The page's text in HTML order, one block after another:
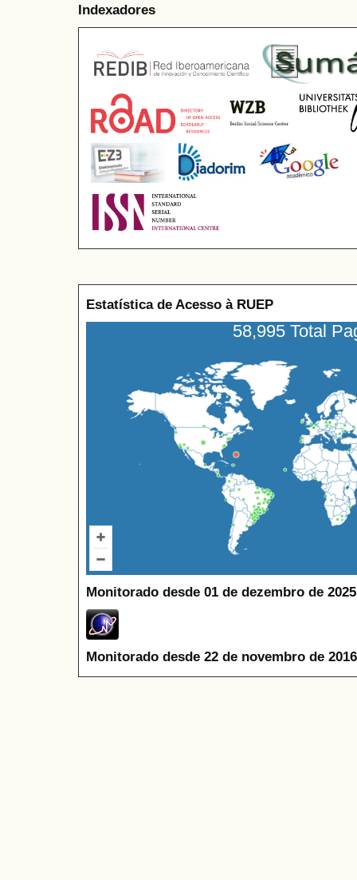
Indexadores
Estatística de Acesso à RUEP
58,995 Total
Monitorado desde 01 de dezembro de
Monitorado desde 22 de novembro de